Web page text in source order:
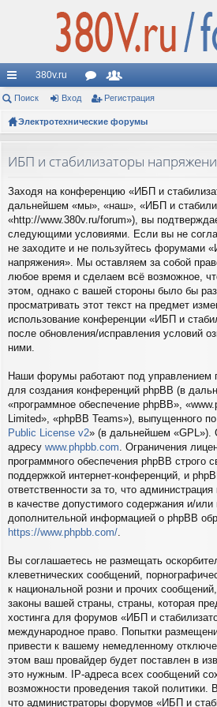
с
ы
и
380v.ru
ор
ум
ол
ьз
ат
ел
и
Поиск Вход Регистрация
Электротехнические форумы
ИБП и стабилизаторы
Заходя на конференцию «ИБП и
дальнейшем «мы», «наш», «ИБП и
«http://www.380v.ru/forum»), вы
следующими условиями. Если вы не
не заходите и не пользуйтесь форумами
напряжения». Мы оставляем за собой
любое время и сделаем всё возможное,
этом, однако с вашей стороны было бы
просматривать этот текст на предмет
использование конференции «ИБП и
после обновления/исправления условий
ними.
Наши форумы работают под управлением
для создания конференций phpBB (в
«программное обеспечение phpBB»,
Limited», «phpBB Teams»), выпущенного
Public License v2» (в дальнейшем «GPL»).
адресу www.phpbb.com . Ограничения
программного обеспечения phpBB строго
поддержкой интернет-конференций, и
ответственности за то, что
в качестве допустимого содержания и/
дополнительной информацией о phpBB
https://www.phpbb.com/
Вы соглашаетесь не размещать
клеветнических сообщений,
к национальной розни и прочих
законы вашей страны, страны, которая
хостинга для форумов «ИБП и
международное право. Попытки
привести к вашему немедленному
этом ваш провайдер будет поставлен в
это нужным. IP-адреса всех сообщений
возможности проведения такой политики.
что администраторы форумов «ИБП и